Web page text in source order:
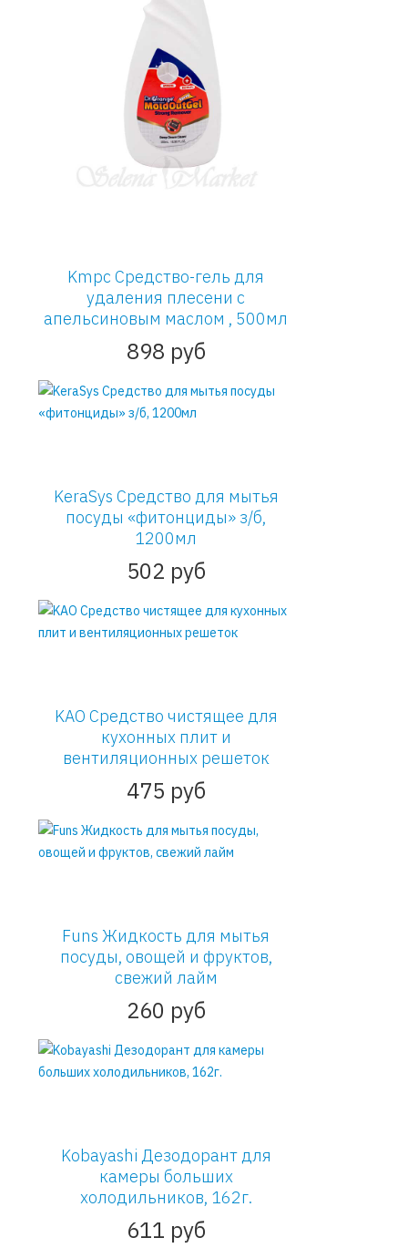
Kmpc Средство-гель для
удаления плесени c
апельсиновым маслом , 500мл
898 руб
KeraSys Средство для мытья
посуды «фитонциды» з/б,
1200мл
502 руб
KAO Средство чистящее для
кухонных плит и
вентиляционных решеток
475 руб
Funs Жидкость для мытья
посуды, овощей и фруктов,
свежий лайм
260 руб
Kobayashi Дезодорант для
камеры больших
холодильников, 162г.
611 руб